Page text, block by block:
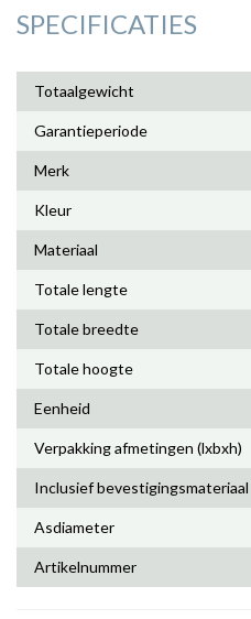
SPECIFICATIES
Totaalgewicht
Garantieperiode
Merk
Kleur
Materiaal
Totale lengte
Totale breedte
Totale hoogte
Eenheid
Verpakking afmetingen (lxbxh)
Inclusief bevestigingsmateriaal
Asdiameter
Artikelnummer